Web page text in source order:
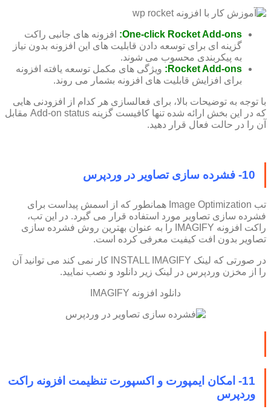
One-click Rocket Add-ons:
افزونه های جانبی راکت
گزینه ای برای توسعه دادن قابلیت های این افزونه بدون نیاز
به پیکربندی محسوب می شوند.
Rocket Add-ons:
ویژگی های مکمل توسعه یافته افزونه
برای افزایش قابلیت های افزونه بشمار می روند.
با توجه به توضیحات بالا، برای فعالسازی هر کدام از افزودنی هایی
که در این بخش ارائه شده تنها کافیست گزینه Add-on status مقابل
آن را در حالت فعال قرار دهید.
10- فشرده سازی تصاویر در وردپرس
تب Image Optimization همانطور که از اسمش پیداست برای
فشرده سازی تصاویر مورد استفاده قرار می گیرد. در این تب،
راکت افزونه IMAGIFY را به عنوان بهترین روش فشرده سازی
تصاویر بدون افت کیفیت معرفی کرده است.
در صورتی که لینک INSTALL IMAGIFY کار نمی کند می توانید آن
را از مخزن وردپرس در لینک زیر دانلود و نصب نمایید.
دانلود افزونه IMAGIFY
11- امکان ایمپورت و اکسپورت تنظیمت افزونه راکت
وردپرس